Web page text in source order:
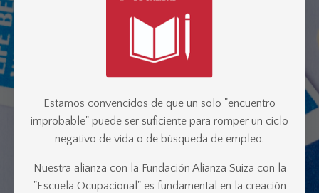
Estamos convencidos de que un solo "encuentro
improbable" puede ser suficiente para romper un ciclo
negativo de vida o de búsqueda de empleo.
Nuestra alianza con la Fundación Alianza Suiza con la
"Escuela Ocupacional" es fundamental en la creación